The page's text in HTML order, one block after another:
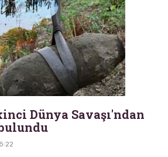
Dünya Savaşı'ndan